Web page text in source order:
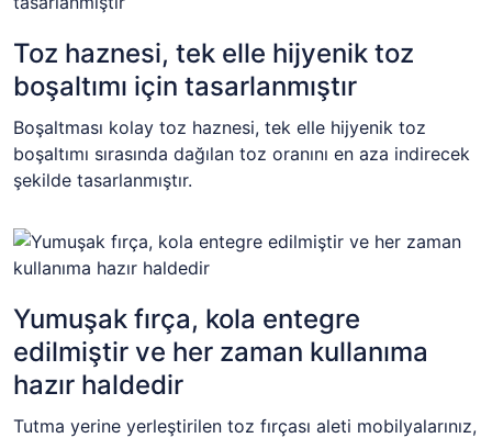
Toz haznesi, tek elle hijyenik toz
boşaltımı için tasarlanmıştır
Boşaltması kolay toz haznesi, tek elle hijyenik toz
boşaltımı sırasında dağılan toz oranını en aza indirecek
şekilde tasarlanmıştır.
Yumuşak fırça, kola entegre
edilmiştir ve her zaman kullanıma
hazır haldedir
Tutma yerine yerleştirilen toz fırçası aleti mobilyalarınız,